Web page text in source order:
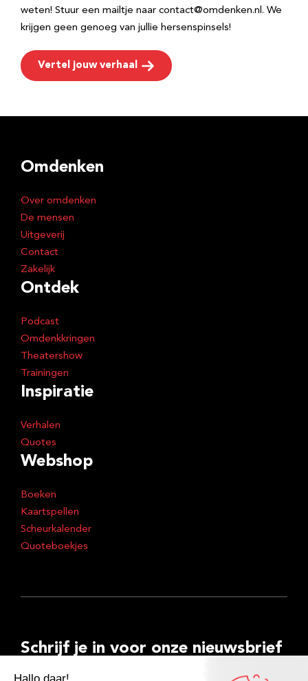
weten! Stuur een mailtje naar contact@omdenken.nl. We
krijgen geen genoeg van jullie hersenspinsels!
Vertel jouw verhaal
Omdenken
Over omdenken
De mensen
Uitgeverij
Contact
Zakelijk
Ontdek
Podcast
Omdenkkringen
Theatershow
Trainingen
Inspiratie
Verhalen
Quotes
Webshop
Boeken
Kaartspellen
Scheurkalender
Quoteboekjes
Schrijf je in voor onze nieuwsbrief